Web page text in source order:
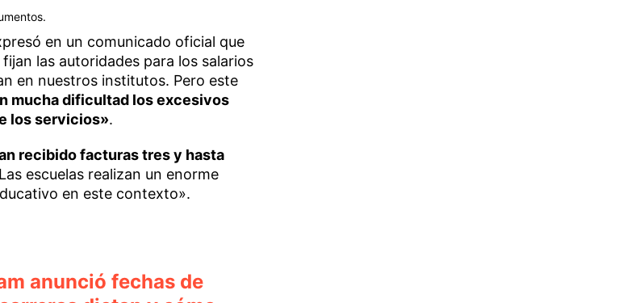
en un comunicado oficial que
las autoridades para los salarios
en nuestros institutos. Pero este
mucha dificultad los excesivos
los servicios».
recibido facturas tres y hasta
Las escuelas realizan un enorme
en este contexto».
anunció fechas de